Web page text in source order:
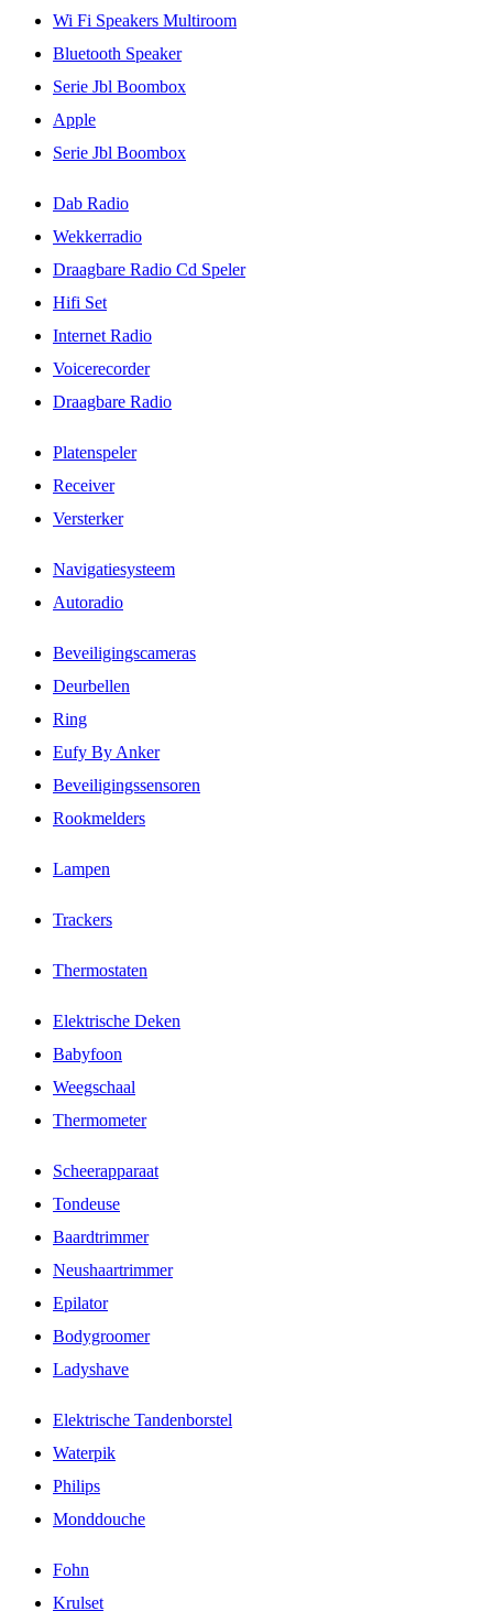
Wi Fi Speakers Multiroom
Bluetooth Speaker
Serie Jbl Boombox
Apple
Serie Jbl Boombox
Dab Radio
Wekkerradio
Draagbare Radio Cd Speler
Hifi Set
Internet Radio
Voicerecorder
Draagbare Radio
Platenspeler
Receiver
Versterker
Navigatiesysteem
Autoradio
Beveiligingscameras
Deurbellen
Ring
Eufy By Anker
Beveiligingssensoren
Rookmelders
Lampen
Trackers
Thermostaten
Elektrische Deken
Babyfoon
Weegschaal
Thermometer
Scheerapparaat
Tondeuse
Baardtrimmer
Neushaartrimmer
Epilator
Bodygroomer
Ladyshave
Elektrische Tandenborstel
Waterpik
Philips
Monddouche
Fohn
Krulset